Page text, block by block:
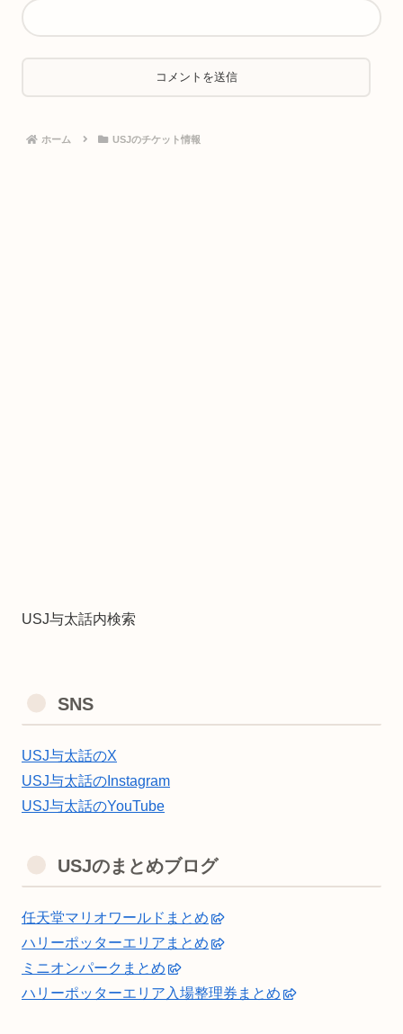
ホーム USJのチケット情報
USJ与太話内検索
SNS
USJ与太話のX
USJ与太話のInstagram
USJ与太話のYouTube
USJのまとめブログ
任天堂マリオワールドまとめ
ハリーポッターエリアまとめ
ミニオンパークまとめ
ハリーポッターエリア入場整理券まとめ